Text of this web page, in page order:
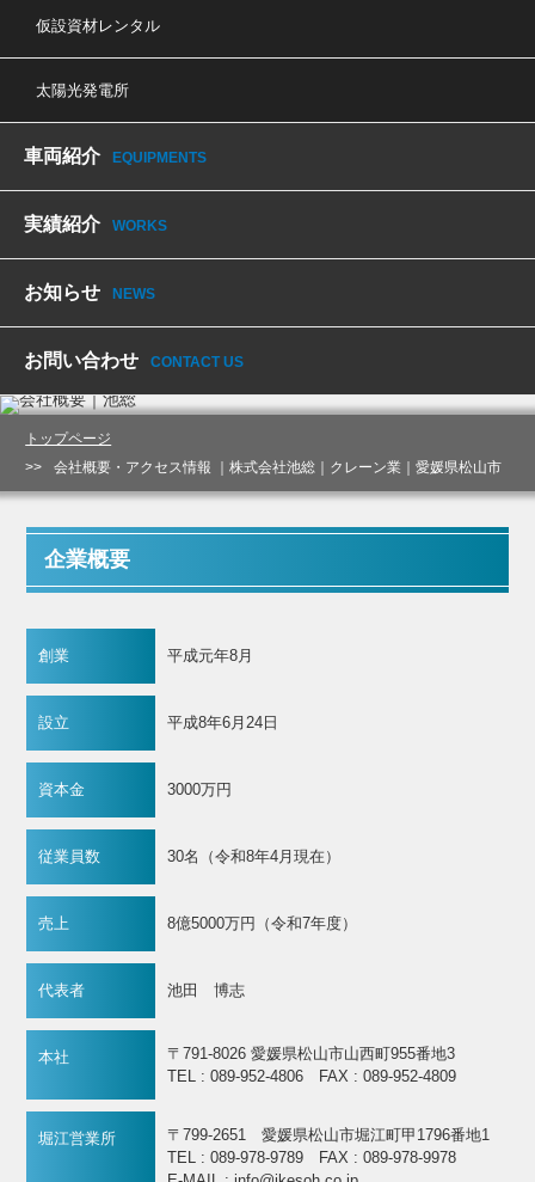
仮設資材レンタル
太陽光発電所
車両紹介 EQUIPMENTS
実績紹介 WORKS
お知らせ NEWS
お問い合わせ CONTACT US
ABOUT US
トップページ
会社概要・アクセス情報 ｜株式会社池総｜クレーン業｜愛媛県松山市
企業概要
創業 平成元年8月
設立 平成8年6月24日
資本金 3000万円
従業員数 30名（令和8年4月現在）
売上 8億5000万円（令和7年度）
代表者 池田 博志
本社
〒791-8026 愛媛県松山市山西町955番地3
TEL : 089-952-4806 FAX : 089-952-4809
堀江営業所
〒799-2651 愛媛県松山市堀江町甲1796番地1
TEL : 089-978-9789 FAX : 089-978-9978